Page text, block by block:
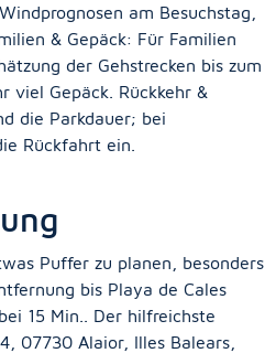
am Besuchstag,
& Gepäck: Für Familien
der Gehstrecken bis zum
viel Gepäck. Rückkehr &
die Parkdauer; bei
Rückfahrt ein.
Puffer zu planen, besonders
bis Playa de Cales
15 Min.. Der hilfreichste
07730 Alaior, Illes Balears,